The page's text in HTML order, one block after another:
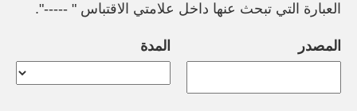
العبارة التي تبحث عنها داخل علامتي الاقتباس " -----".
المصدر المدة